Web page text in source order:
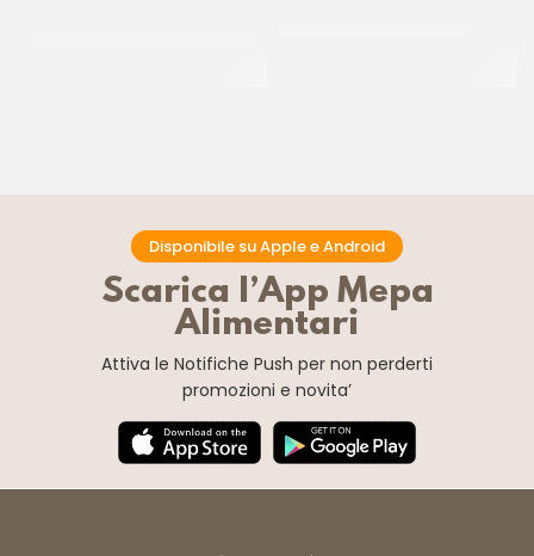
Disponibile su Apple e Android
Scarica l’App Mepa
Alimentari
Attiva le Notifiche Push per non perderti
promozioni e novita’